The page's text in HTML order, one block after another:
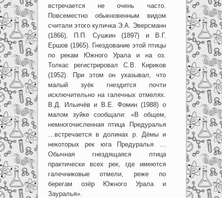
встречается не очень часто.
Повсеместно обыкновенным видом
считали этого куличка Э.А. Эверсманн
(1866), П.П. Сушкин (1897) и В.Г.
Ершов (1965). Гнездование этой птицы
по рекам Южного Урала и на оз.
Толкас регистрировал С.В. Кириков
(1952). При этом он указывал, что
малый зуёк гнездится почти
исключительно на галечных отмелях.
В.Д. Ильичёв и В.Е. Фомин (1988) о
малом зуйке сообщали: «В общем,
немногочисленная птица Предуралья
…встречается в долинах р. Дёмы и
некоторых рек юга Предуралья …
Обычная гнездящаяся птица
практически всех рек, где имеются
галечниковые отмели, реже по
берегам озёр Южного Урала и
Зауралья».